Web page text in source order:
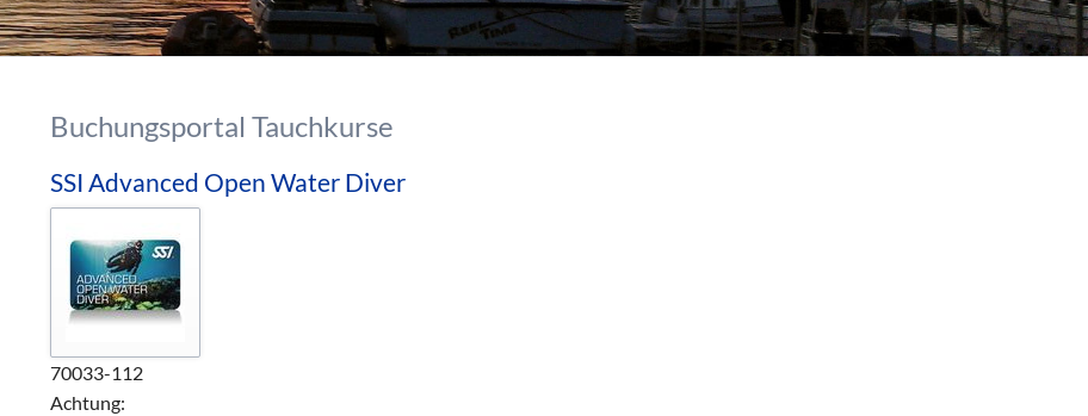
Buchungsportal Tauchkurse
SSI Advanced Open Water Diver
70033-112
Achtung: